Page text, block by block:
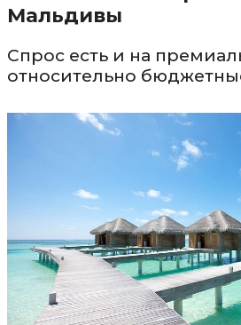
Мальдивы
Спрос есть и на
относительно